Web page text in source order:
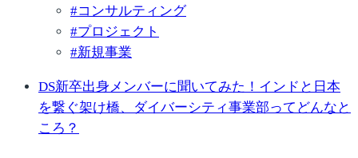
#コンサルティング
#プロジェクト
#新規事業
DS新卒出身メンバーに聞いてみた！インドと日本
を繋ぐ架け橋、ダイバーシティ事業部ってどんなと
ころ？